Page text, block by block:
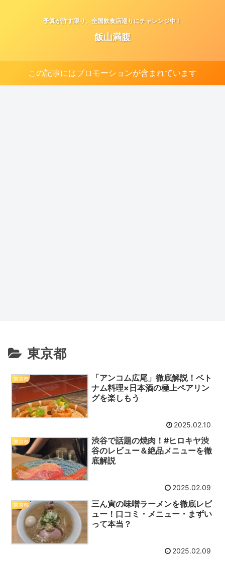
予算が許す限り、全国飲食店巡りにチャレンジ中！
飯山満腹
この記事にはプロモーションが含まれています
東京都
東京都
「アンコム広尾」徹底解説！ベト
ナム料理×日本酒の極上ペアリン
グを楽しもう
2025.02.10
東京都
渋谷で話題の焼肉！#ヒロキヤ渋
谷のレビュー＆絶品メニューを徹
底解説
2025.02.09
東京都
三ん寅の味噌ラーメンを徹底レビ
ュー！口コミ・メニュー・まずい
って本当？
2025.02.09